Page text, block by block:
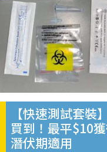
【快速測試套
買到！最平$10
潛伏期適用